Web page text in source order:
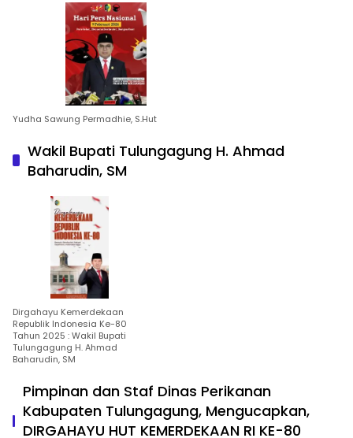
Yudha Sawung Permadhie, S.Hut
Wakil Bupati Tulungagung H. Ahmad
Baharudin, SM
Dirgahayu Kemerdekaan
Republik Indonesia Ke-80
Tahun 2025 : Wakil Bupati
Tulungagung H. Ahmad
Baharudin, SM
Pimpinan dan Staf Dinas Perikanan
Kabupaten Tulungagung, Mengucapkan,
DIRGAHAYU HUT KEMERDEKAAN RI KE-80